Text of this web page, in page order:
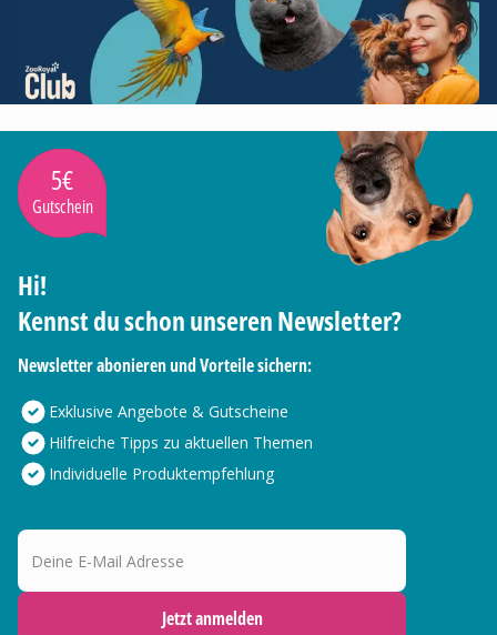
5€
Gutschein
Hi!
Kennst du schon unseren Newsletter?
Newsletter abonieren und Vorteile sichern:
Exklusive Angebote & Gutscheine
Hilfreiche Tipps zu aktuellen Themen
Individuelle Produktempfehlung
Deine E-Mail Adresse
Jetzt anmelden